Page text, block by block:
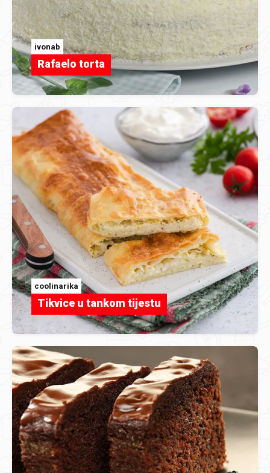
ivonab
Rafaelo torta
coolinarika
Tikvice u tankom tijestu